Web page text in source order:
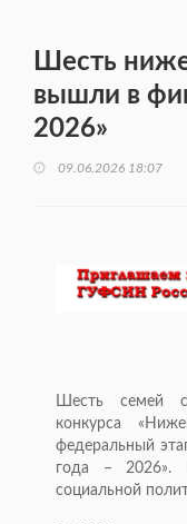
Шесть
вышли в
2026»
09.06.2026 18:07
Шесть семей
конкурса
федеральный
года – 2026».
социальной